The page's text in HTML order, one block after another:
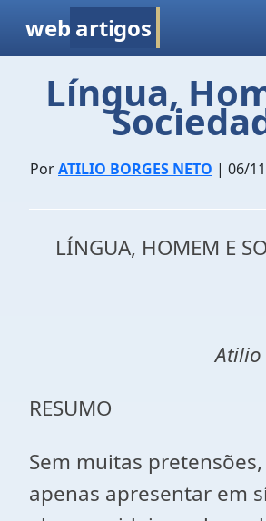
web artigos
Língua,
PorATILIO BORGES NETO | 06/
LÍNGUA, HOMEM E
Atilio
RESUMO
Sem muitas
apenas apresentar em